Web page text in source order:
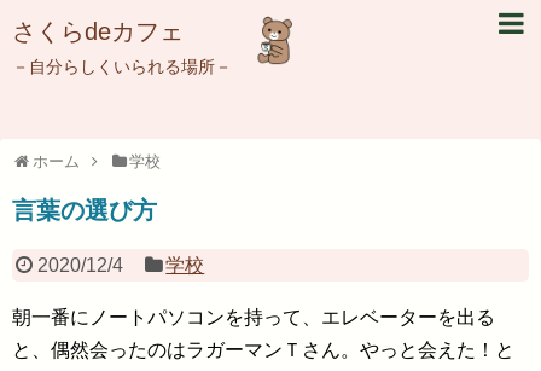
さくらdeカフェ
－自分らしくいられる場所－
ホーム 学校
言葉の選び方
2020/12/4 学校
朝一番にノートパソコンを持って、エレベーターを出る
と、偶然会ったのはラガーマンＴさん。やっと会えた！と